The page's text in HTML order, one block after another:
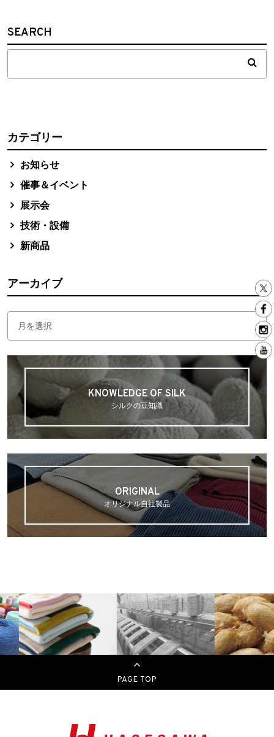
SEARCH
カテゴリー
お知らせ
催事＆イベント
展示会
技術・設備
新商品
アーカイブ
KNOWLEDGE OF SILK
シルクの豆知識
ORIGINAL
オリジナル自社製品
PAGE TOP